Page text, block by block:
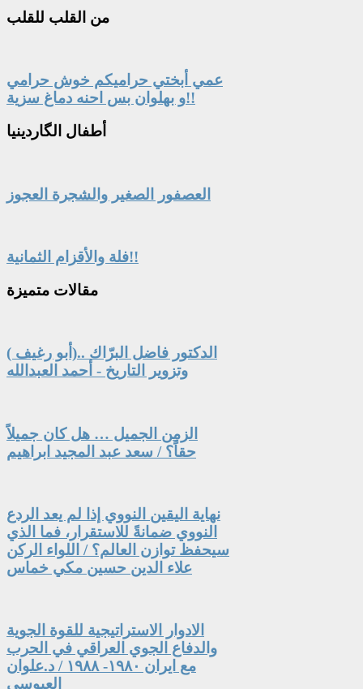
من القلب للقلب
عمي أبختي حراميكم خوش حرامي
و بهلوان بس احنه دماغ سزية!!
أطفال الگاردينيا
العصفور الصغير والشجرة العجوز
فلة والأقزام الثمانية!!
مقالات متميزة
الدكتور فاضل البرّاك ..(أبو رغيف )
وتزوير التاريخ - أحمد العبدالله
الزمن الجميل … هل كان جميلاً
حقاً؟ / سعد عبد المجيد ابراهيم
نهاية اليقين النووي إذا لم يعد الردع
النووي ضمانةً للاستقرار، فما الذي
سيحفظ توازن العالم؟ / اللواء الركن
علاء الدين حسين مكي خماس
الادوار الاستراتيجية للقوة الجوية
والدفاع الجوي العراقي في الحرب
مع ايران ١٩٨٠- ١٩٨٨ / د.علوان
العبوسي